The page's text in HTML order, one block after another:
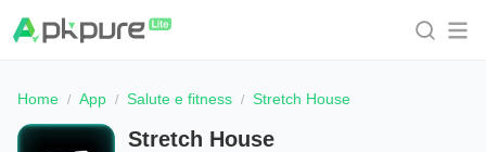
Home App Salute e fitness Stretch House
Stretch House